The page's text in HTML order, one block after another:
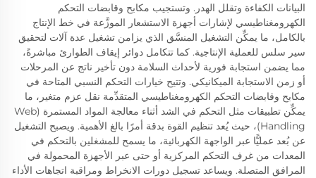
البيانات الكفاءة وتقلل الهدر. وتستجيب مكابح وقابضات التحكم
الكهرومغناطيسي لإشارات أجهزة الاستشعار الموزَّعة في خط الإنتاج
بالكامل، ما يمكِّن التشغيل المنسَّق الذي يزامن تشغيل عدة آلات لتحقيق
سير سلس للعملية الإنتاجية. كما تتكامل دوائر إيقاف الطوارئ مباشرةً،
مما يضمن استجابة فورية لأحداث السلامة دون تأخير ناتج عن المرحلات
أو زمن الاستجابة الميكانيكي. وتتيح خيارات التحكم النسبي المتاحة في
مكابح وقابضات التحكم الكهرومغناطيسي المتقدِّمة نقل عزم متغير، ما
يمكِّن تطبيقات مثل التحكم في الشد أثناء معالجة المواد المستمرة (Web
Handling)، حيث يُعد تنظيم القوة بدقة أمرًا بالغ الأهمية. ويصبح التشغيل
عن بُعد عمليًّا عبر الواجهة الكهربائية، ما يسمح للمشغلين بالتحكم في
المعدات من غرف التحكم المركزية أو حتى عبر الأجهزة المحمولة في
المرافق المتصلة. ويساعد تسجيل دورات الانخراط ومراقبة اتجاهات الأداء